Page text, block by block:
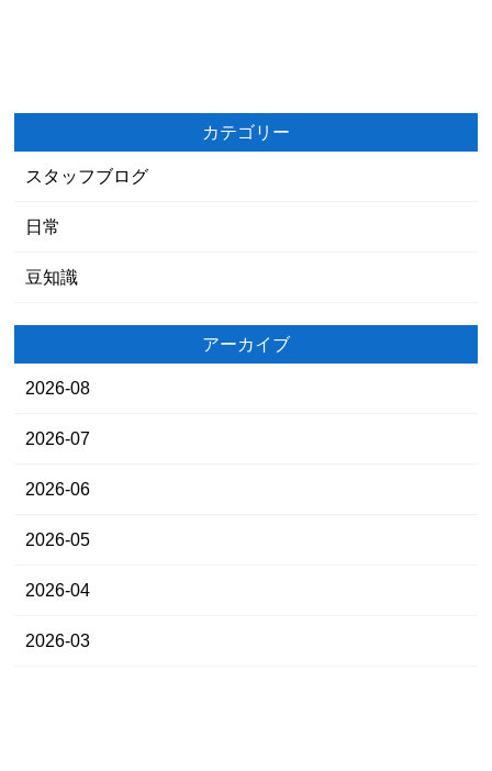
カテゴリー
スタッフブログ
日常
豆知識
アーカイブ
2026-08
2026-07
2026-06
2026-05
2026-04
2026-03